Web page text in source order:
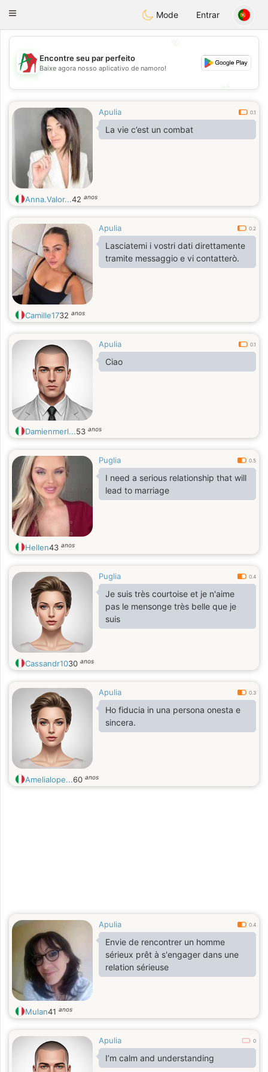
AmamiOra
Toggle
Mode Entrar
💖
💕
Encontre seu par perfeito
Baixe agora nosso aplicativo de namoro!
Apulia 0.1
La vie c’est un combat
Anna.Valor...42 anos
Apulia 0.2
Lasciatemi i vostri dati direttamente
tramite messaggio e vi contatterò.
Camille1732 anos
Apulia 0.1
Ciao
Damienmerl...53 anos
Puglia 0.5
I need a serious relationship that will
lead to marriage
Hellen43 anos
Puglia 0.4
Je suis très courtoise et je n'aime
pas le mensonge très belle que je
suis
Cassandr1030 anos
Apulia 0.3
Ho fiducia in una persona onesta e
sincera.
Amelialope...60 anos
Apulia 0.4
Envie de rencontrer un homme
sérieux prêt à s'engager dans une
relation sérieuse
Mulan41 anos
Apulia 0
I’m calm and understanding